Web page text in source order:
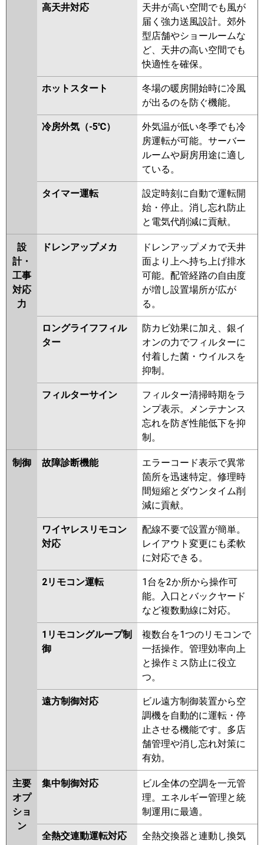
高天井対応
天井が高い空間でも風が
届く強力送風設計。郊外
型店舗やショールームな
ど、天井の高い空間でも
快適性を確保。
ホットスタート
冬場の暖房開始時に冷風
が出るのを防ぐ機能。
冷房外気（-5℃）
外気温が低い冬季でも冷
房運転が可能。サーバー
ルームや厨房用途に適し
ている。
タイマー運転
設定時刻に自動で運転開
始・停止。消し忘れ防止
と電気代削減に貢献。
設
計・
工事
対応
力
ドレンアップメカ
ドレンアップメカで天井
面より上へ持ち上げ排水
可能。配管経路の自由度
が増し設置場所が広が
る。
ロングライフフィル
ター
防カビ効果に加え、銀イ
オンの力でフィルターに
付着した菌・ウイルスを
抑制。
フィルターサイン
フィルター清掃時期をラ
ンプ表示。メンテナンス
忘れを防ぎ性能低下を抑
制。
制御 故障診断機能
エラーコード表示で異常
箇所を迅速特定。修理時
間短縮とダウンタイム削
減に貢献。
ワイヤレスリモコン
対応
配線不要で設置が簡単。
レイアウト変更にも柔軟
に対応できる。
2リモコン運転
1台を2か所から操作可
能。入口とバックヤード
など複数動線に対応。
1リモコングループ制
御
複数台を1つのリモコンで
一括操作。管理効率向上
と操作ミス防止に役立
つ。
遠方制御対応
ビル遠方制御装置から空
調機を自動的に運転・停
止させる機能です。多店
舗管理や消し忘れ対策に
有効。
主要
オプ
ショ
ン
集中制御対応
ビル全体の空調を一元管
理。エネルギー管理と統
制運用に最適。
全熱交連動運転対応
全熱交換器と連動し換気